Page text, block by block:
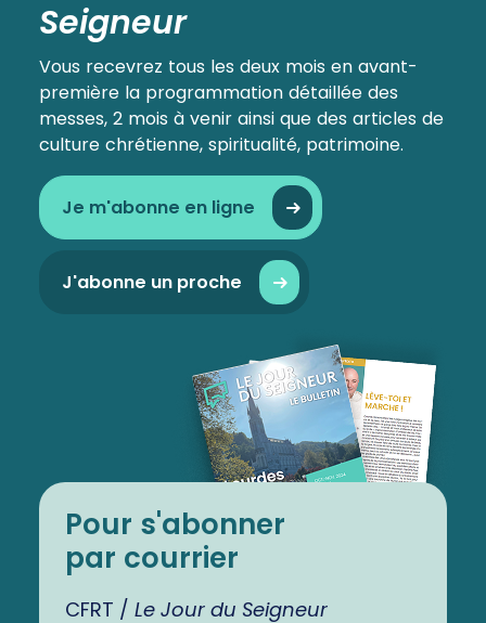
Seigneur
Vous recevrez tous les deux mois en avant-
première la programmation détaillée des
messes, 2 mois à venir ainsi que des articles de
culture chrétienne, spiritualité, patrimoine.
Je m'abonne en ligne
J'abonne un proche
Pour s'abonner
par courrier
CFRT / Le Jour du Seigneur